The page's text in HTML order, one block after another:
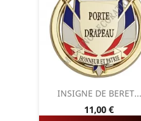
INSIGNE DE BERET...
Prix
11,00 €